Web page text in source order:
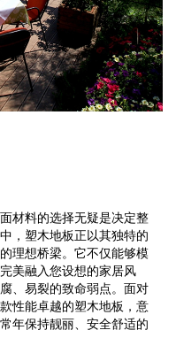
材料的选择无疑是决定整
，塑木地板正以其独特的
理想桥梁。它不仅能够模
美融入您设想的家居风
、易裂的致命弱点。面对
性能卓越的塑木地板，意
年保持靓丽、安全舒适的